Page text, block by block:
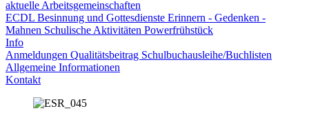
aktuelle Arbeitsgemeinschaften
ECDL Besinnung und Gottesdienste Erinnern - Gedenken -
Mahnen Schulische Aktivitäten Powerfrühstück
Info
Anmeldungen Qualitätsbeitrag Schulbuchausleihe/Buchlisten
Allgemeine Informationen
Kontakt